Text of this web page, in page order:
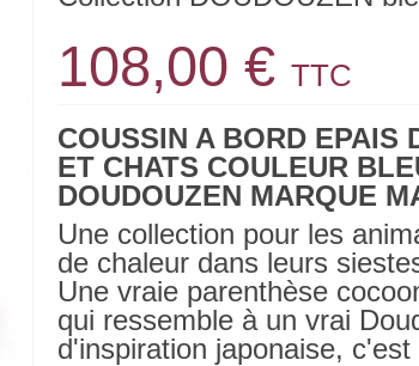
108,00 €TTC
COUSSIN A BORD EPAIS
ET CHATS COULEUR
DOUDOUZEN MARQUE
Une collection pour les
de chaleur dans leurs
Une vraie parenthèse
qui ressemble à un vrai
d'inspiration japonaise,